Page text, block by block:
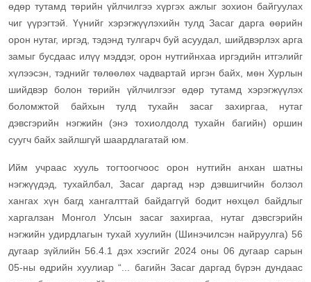
өдөр тутамд төрийн үйлчилгээ хүргэх ажлыг зохион байгуулах
чиг үүрэгтэй. Үүнийг хэрэгжүүлэхийн тулд Засаг дарга өөрийн
орон нутаг, иргэд, тэдэнд тулгарч буй асуудал, шийдвэрлэх арга
замыг бусдаас илүү мэддэг, орон нутгийнхаа иргэдийн итгэлийг
хүлээсэн, тэднийг төлөөлөх чадвартай иргэн байх, мөн Хурлын
шийдвэр болон төрийн үйлчилгээг өдөр тутамд хэрэгжүүлэх
боломжтой байхын тулд тухайн засаг захиргаа, нутаг
дэвсгэрийн нэгжийн (энэ тохиолдолд тухайн багийн) оршин
суугч байх зайлшгүй шаардлагатай юм.
Ийм учраас хууль тогтоогчоос орон нутгийн анхан шатны
нэгжүүдэд, тухайлбал, Засаг даргад нэр дэвшигчийн болзол
хангах хүн багд хангалттай байдаггүй бодит нөхцөл байдлыг
харгалзан Монгол Улсын засаг захиргаа, нутаг дэвсгэрийн
нэгжийн удирдлагын тухай хуулийн (Шинэчилсэн найруулга) 56
дугаар зүйлийн 56.4.1 дэх хэсгийг 2024 оны 06 дугаар сарын
05-ны өдрийн хуулиар “... багийн Засаг даргад бүрэн дундаас